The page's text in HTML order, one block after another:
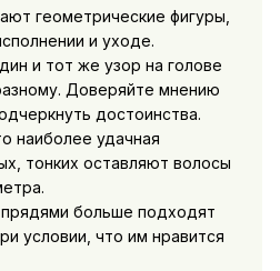
геометрические фигуры,
и уходе.
и тот же узор на голове
Доверяйте мнению
достоинства.
наиболее удачная
тонких оставляют волосы
больше подходят
условии, что им нравится